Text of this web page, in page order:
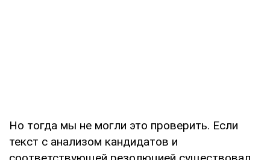
Но тогда мы не могли это проверить. Если
текст с анализом кандидатов и